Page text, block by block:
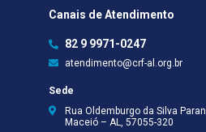
Canais de Atendimento
82 9 9971-0247
atendimento@crf-al.org.br
Sede
Rua Oldemburgo da Silva
Maceió – AL, 57055-320